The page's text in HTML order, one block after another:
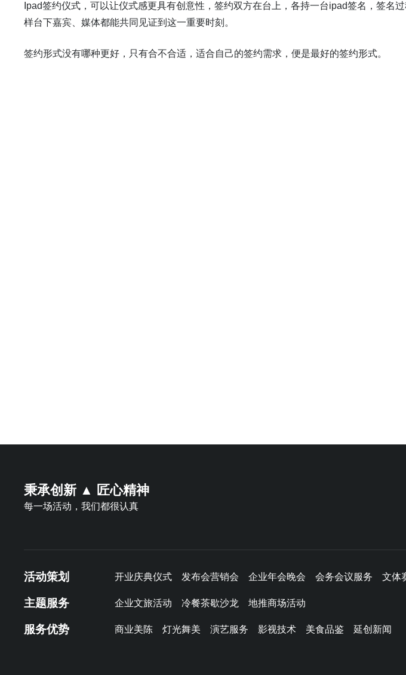
Ipad签约仪式，可以让仪式感更具有创意性，签约双方在台上，各持一台ipad签名，签名
样台下嘉宾、媒体都能共同见证到这一重要时刻。
签约形式没有哪种更好，只有合不合适，适合自己的签约需求，便是最好的签约形式。
秉承创新 ▲ 匠心精神
每一场活动，我们都很认真
活动策划 开业庆典仪式 发布会营销会 企业年会晚会 会务会议服务 文体
主题服务 企业文旅活动 冷餐茶歇沙龙 地推商场活动
服务优势 商业美陈 灯光舞美 演艺服务 影视技术 美食品鉴
延创新闻